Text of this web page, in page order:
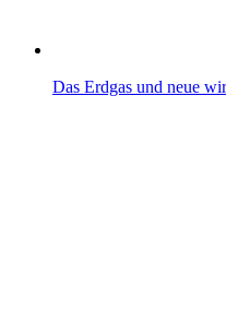
Das Erdgas und neue